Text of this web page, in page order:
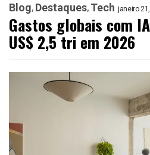
Blog Destaques Tech janeiro
Gastos globais com
US$ 2,5 tri em 2026